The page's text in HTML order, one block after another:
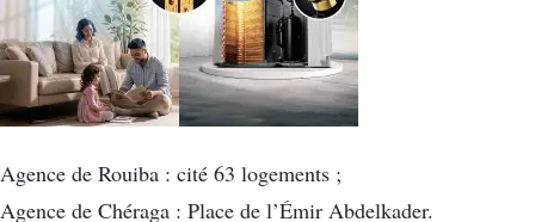
Agence de Rouiba : cité 63 logements ;
Agence de Chéraga : Place de l’Émir Abdelkader.